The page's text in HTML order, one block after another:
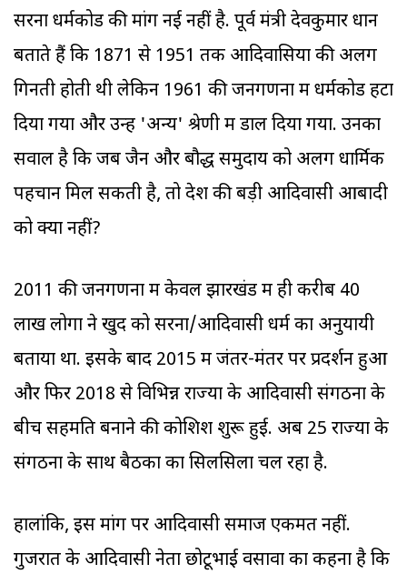
सरना धर्मकोड की मांग नई नहीं है. पूर्व मंत्री देवकुमार धान
बताते हैं कि 1871 से 1951 तक आदिवासियों की अलग
गिनती होती थी लेकिन 1961 की जनगणना में धर्मकोड हटा
दिया गया और उन्हें 'अन्य' श्रेणी में डाल दिया गया. उनका
सवाल है कि जब जैन और बौद्ध समुदाय को अलग धार्मिक
पहचान मिल सकती है, तो देश की बड़ी आदिवासी आबादी
को क्यों नहीं?
2011 की जनगणना में केवल झारखंड में ही करीब 40
लाख लोगों ने खुद को सरना/आदिवासी धर्म का अनुयायी
बताया था. इसके बाद 2015 में जंतर-मंतर पर प्रदर्शन हुआ
और फिर 2018 से विभिन्न राज्यों के आदिवासी संगठनों के
बीच सहमति बनाने की कोशिश शुरू हुई. अब 25 राज्यों के
संगठनों के साथ बैठकों का सिलसिला चल रहा है.
हालांकि, इस मांग पर आदिवासी समाज एकमत नहीं.
गुजरात के आदिवासी नेता छोटूभाई वसावा का कहना है कि